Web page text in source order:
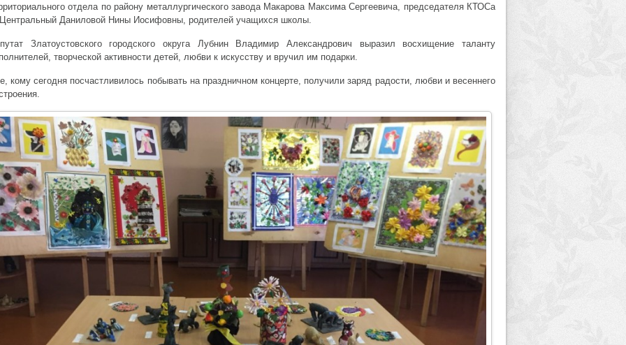
отдела по району металлургического завода Макарова Максима Сергеевича, председателя КТОСа
Даниловой Нины Иосифовны, родителей учащихся школы.
Златоустовского городского округа Лубнин Владимир Александрович выразил восхищение таланту
творческой активности детей, любви к искусству и вручил им подарки.
кому сегодня посчастливилось побывать на праздничном концерте, получили заряд радости, любви и весеннего